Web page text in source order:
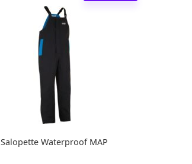
Salopette Waterproof MAP